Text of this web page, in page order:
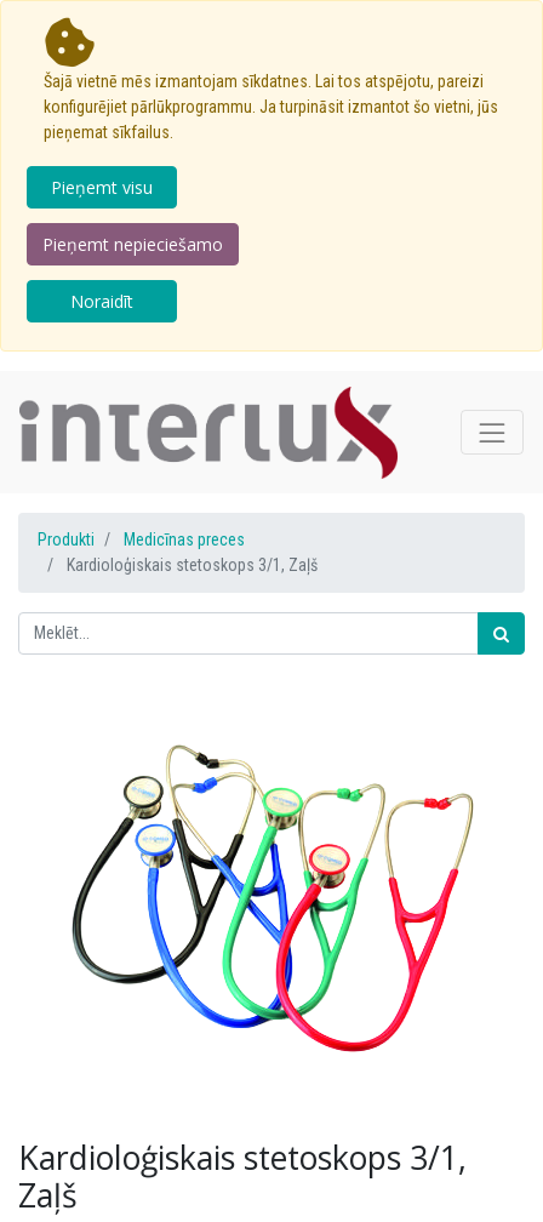
Šajā vietnē mēs izmantojam sīkdatnes. Lai tos atspējotu, pareizi
konfigurējiet pārlūkprogrammu. Ja turpināsit izmantot šo vietni, jūs
pieņemat sīkfailus.
Pieņemt visu
Pieņemt nepieciešamo
Noraidīt
Produkti
Medicīnas preces
Kardioloģiskais stetoskops 3/1, Zaļš
Kardioloģiskais stetoskops 3/1,
Zaļš